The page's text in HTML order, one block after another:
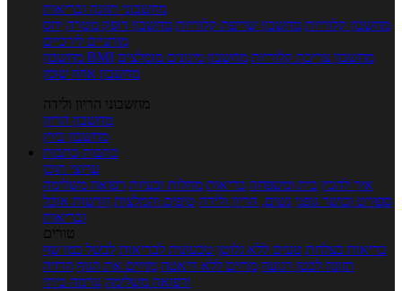
מחשבוני תזונה ובריאות
מחשבון קלוריות מחשבון שריפת קלוריות מחשבון דופק מטרה יחס
מותניים לירכיים
מחשבון BMI
מחשבון צריכת קלוריות מחשבון מינונים מומלצים
מחשבון אחוז שומן
מחשבוני הריון ולידה
מחשבון הריון
מחשבון ביוץ
כתבות כתבות
ערוצי תוכן
איך להכין בית ומשפחה בריאות מחלות ובעיות רפואה משלימה
ספורט וכושר גופני נשים, הריון ולידה טיפים והמלצות חדשות אוכל
ובריאות
טורים
בריאות בצלחת טעים ללא גלוטן טבעונות לבריאות לבשל כמו שף
תזונה לבטן רגועה מרזים ללא דיאטה מזיזים את הגוף הרזיה
ורפואה משלימה גורמה ביתי